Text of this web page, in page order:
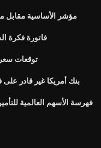
مؤشر الأساسية مقابل
فاتورة فكرة
توقعات
بنك أمريكا غير قادر
فهرسة الأسهم العالمية